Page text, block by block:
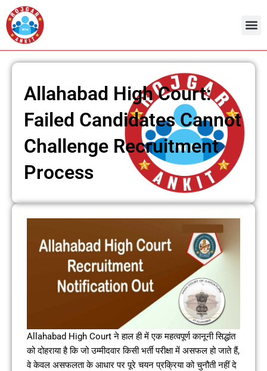
Skip
to
content
Allahabad High Court:
Failed Candidates Cannot
Challenge Recruitment
Process
Allahabad High Court ने हाल ही में एक महत्वपूर्ण कानूनी सिद्धांत
को दोहराया है कि जो उम्मीदवार किसी भर्ती परीक्षा में असफल हो जाते हैं,
वे केवल असफलता के आधार पर पूरे चयन प्रक्रिया को चुनौती नहीं दे